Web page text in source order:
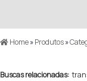
Home»Produtos»
Buscas relacionadas: